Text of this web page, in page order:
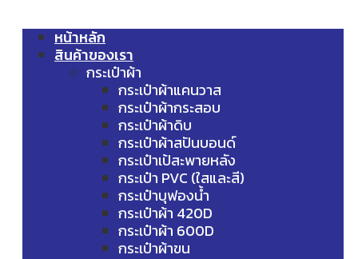
หน้าหลัก
สินค้าของเรา
กระเป๋าผ้า
กระเป๋าผ้าแคนวาส
กระเป๋าผ้ากระสอบ
กระเป๋าผ้าดิบ
กระเป๋าผ้าสปันบอนด์
กระเป๋าเป้สะพายหลัง
กระเป๋า PVC (ใสและสี)
กระเป๋าบุฟองน้ำ
กระเป๋าผ้า 420D
กระเป๋าผ้า 600D
กระเป๋าผ้าขน